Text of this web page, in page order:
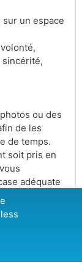
un espace
sincérité,
ou des
de les
de temps.
soit pris en
adéquate
ligne.